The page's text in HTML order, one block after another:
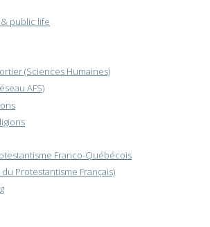
& public life
(Sciences Humaines)
AFS)
Franco-Québécois
Protestantisme Français)